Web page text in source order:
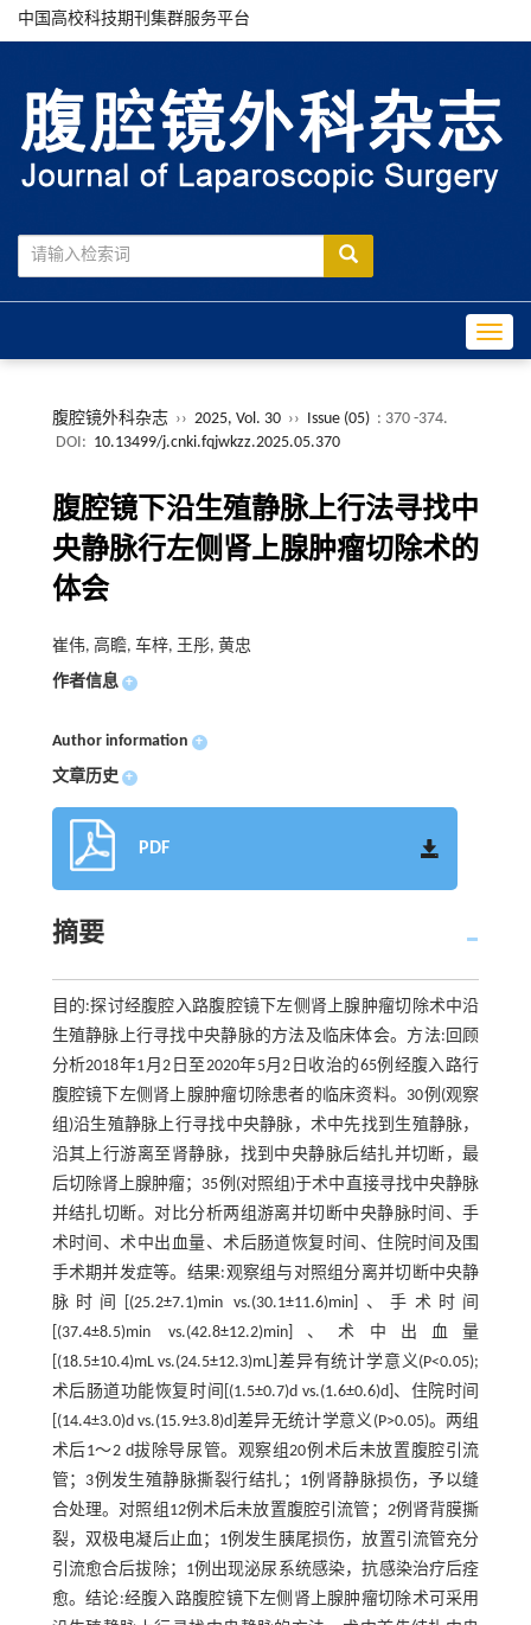
中国高校科技期刊集群服务平台
腹腔镜外科杂志 ›› 2025, Vol. 30 ›› Issue (05) : 370 -374.
DOI: 10.13499/j.cnki.fqjwkzz.2025.05.370
腹腔镜下沿生殖静脉上行法寻找中
央静脉行左侧肾上腺肿瘤切除术的
体会
崔伟, 高瞻, 车梓, 王彤, 黄忠
作者信息 +
Author information +
文章历史 +
PDF
摘要
目的:探讨经腹腔入路腹腔镜下左侧肾上腺肿瘤切除术中沿
生殖静脉上行寻找中央静脉的方法及临床体会。方法:回顾
分析2018年1月2日至2020年5月2日收治的65例经腹入路行
腹腔镜下左侧肾上腺肿瘤切除患者的临床资料。30例(观察
组)沿生殖静脉上行寻找中央静脉，术中先找到生殖静脉，
沿其上行游离至肾静脉，找到中央静脉后结扎并切断，最
后切除肾上腺肿瘤；35例(对照组)于术中直接寻找中央静脉
并结扎切断。对比分析两组游离并切断中央静脉时间、手
术时间、术中出血量、术后肠道恢复时间、住院时间及围
手术期并发症等。结果:观察组与对照组分离并切断中央静
脉时间[(25.2±7.1)min vs.(30.1±11.6)min]、手术时间
[(37.4±8.5)min vs.(42.8±12.2)min]、术中出血量
[(18.5±10.4)mL vs.(24.5±12.3)mL]差异有统计学意义(P<0.05);
术后肠道功能恢复时间[(1.5±0.7)d vs.(1.6±0.6)d]、住院时间
[(14.4±3.0)d vs.(15.9±3.8)d]差异无统计学意义(P>0.05)。两组
术后1～2 d拔除导尿管。观察组20例术后未放置腹腔引流
管；3例发生殖静脉撕裂行结扎；1例肾静脉损伤，予以缝
合处理。对照组12例术后未放置腹腔引流管；2例肾背膜撕
裂，双极电凝后止血；1例发生胰尾损伤，放置引流管充分
引流愈合后拔除；1例出现泌尿系统感染，抗感染治疗后痊
愈。结论:经腹入路腹腔镜下左侧肾上腺肿瘤切除术可采用